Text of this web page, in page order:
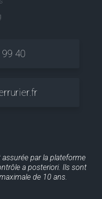
40
par la plateforme
a posteriori. Ils sont
de 10 ans.